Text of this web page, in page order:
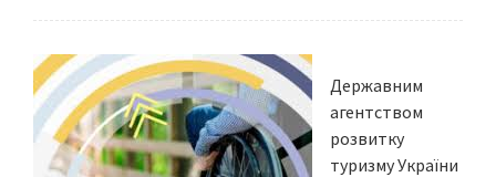
Державним
агентством
розвитку
туризму України